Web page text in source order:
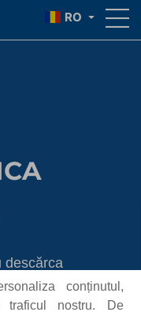
conținutul,
nostru. De
RO
descărca
vă rugăm
ul în